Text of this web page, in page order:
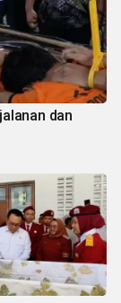
dan